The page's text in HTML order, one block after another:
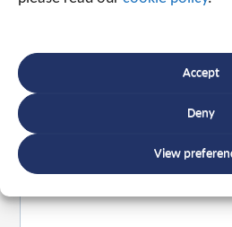
Accept
Deny
View
Of maak gebruik van
staan met ruim 20 jaar